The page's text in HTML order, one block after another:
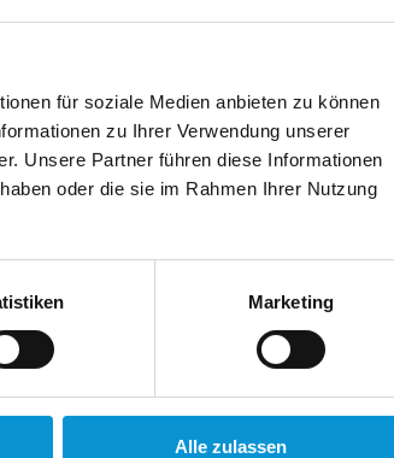
für soziale Medien anbieten zu können
zu Ihrer Verwendung unserer
Unsere Partner führen diese Informationen
oder die sie im Rahmen Ihrer Nutzung
Marketing
Alle zulassen